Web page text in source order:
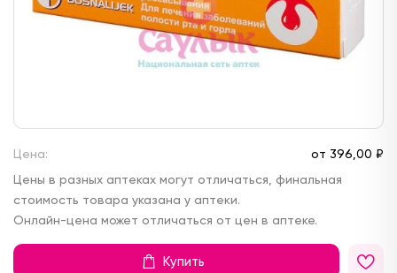
Цена: от 396, 00 ₽
Цены в разных аптеках могут отличаться, финальная
стоимость товара указана у аптеки.
Онлайн-цена может отличаться от цен в аптеке.
Купить